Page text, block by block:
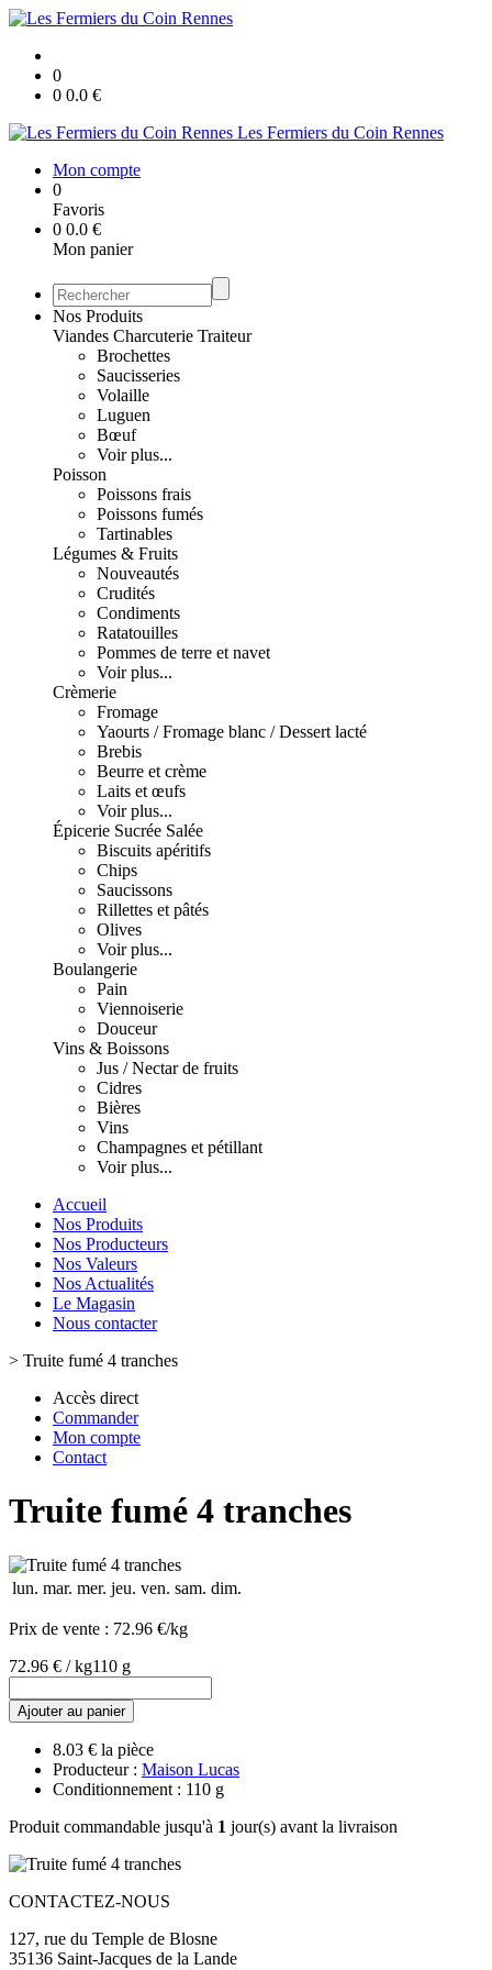
0
0 0.0 €
Les Fermiers du Coin Rennes
Mon compte
0
Favoris
0 0.0 €
Mon panier
Nos Produits
Viandes Charcuterie Traiteur
Brochettes
Saucisseries
Volaille
Luguen
Bœuf
Voir plus...
Poisson
Poissons frais
Poissons fumés
Tartinables
Légumes & Fruits
Nouveautés
Crudités
Condiments
Ratatouilles
Pommes de terre et navet
Voir plus...
Crèmerie
Fromage
Yaourts / Fromage blanc / Dessert lacté
Brebis
Beurre et crème
Laits et œufs
Voir plus...
Épicerie Sucrée Salée
Biscuits apéritifs
Chips
Saucissons
Rillettes et pâtés
Olives
Voir plus...
Boulangerie
Pain
Viennoiserie
Douceur
Vins & Boissons
Jus / Nectar de fruits
Cidres
Bières
Vins
Champagnes et pétillant
Voir plus...
Accueil
Nos Produits
Nos Producteurs
Nos Valeurs
Nos Actualités
Le Magasin
Nous contacter
> Truite fumé 4 tranches
Accès direct
Commander
Mon compte
Contact
Truite fumé 4 tranches
lun. mar. mer. jeu. ven. sam. dim.
Prix de vente : 72.96 €/kg
72.96 € / kg110 g
Ajouter au panier
8.03 € la pièce
Producteur : Maison Lucas
Conditionnement : 110 g
Produit commandable jusqu'à 1 jour(s) avant la livraison
CONTACTEZ-NOUS
127, rue du Temple de Blosne
35136 Saint-Jacques de la Lande